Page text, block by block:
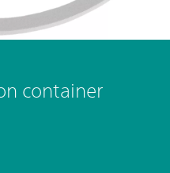
container